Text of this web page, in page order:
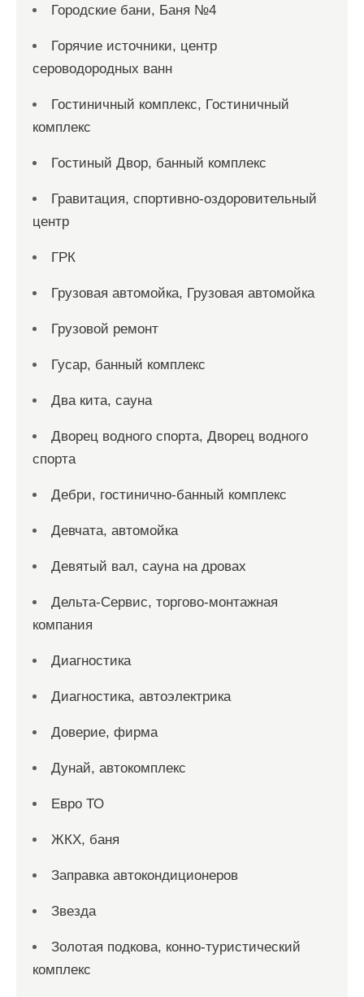
Городские бани, Баня №4
Горячие источники, центр
сероводородных ванн
Гостиничный комплекс, Гостиничный
комплекс
Гостиный Двор, банный комплекс
Гравитация, спортивно-оздоровительный
центр
ГРК
Грузовая автомойка, Грузовая автомойка
Грузовой ремонт
Гусар, банный комплекс
Два кита, сауна
Дворец водного спорта, Дворец водного
спорта
Дебри, гостинично-банный комплекс
Девчата, автомойка
Девятый вал, сауна на дровах
Дельта-Сервис, торгово-монтажная
компания
Диагностика
Диагностика, автоэлектрика
Доверие, фирма
Дунай, автокомплекс
Евро ТО
ЖКХ, баня
Заправка автокондиционеров
Звезда
Золотая подкова, конно-туристический
комплекс